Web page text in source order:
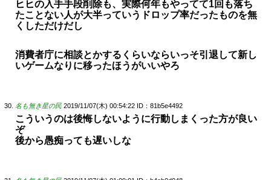
ヒヒの入手手段削除も、実際何年もやってて1回も落ち
たことない人が大半っていうドロップ率だったものを無
くしただけだし
消費者庁に相談とかするくらいならいっそ引退して新し
いゲームなりに移ったほうがいいやろ
名も無き星の民 2019/11/07(木) 00:54:22 ID：81b5e4492
こういうのは後悔しないように行動しまくった方が良い
ぞ
後から愚痴っても遅いしな